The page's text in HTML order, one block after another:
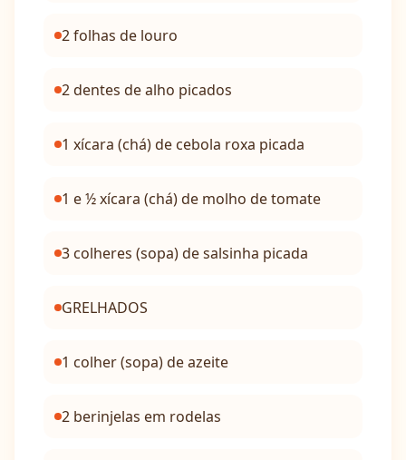
2 folhas de louro
2 dentes de alho picados
1 xícara (chá) de cebola roxa picada
1 e ½ xícara (chá) de molho de tomate
3 colheres (sopa) de salsinha picada
GRELHADOS
1 colher (sopa) de azeite
2 berinjelas em rodelas